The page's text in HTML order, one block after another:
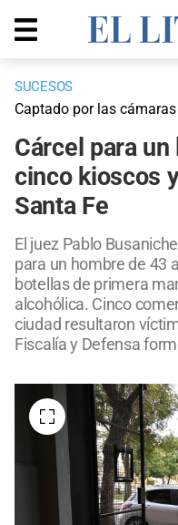
SUCESOS
Captado por las cámaras
Cárcel para
cinco kioscos
Santa Fe
El juez Pablo
para un hombre de 43
botellas de primera
alcohólica. Cinco
ciudad resultaron
Fiscalía y Defensa